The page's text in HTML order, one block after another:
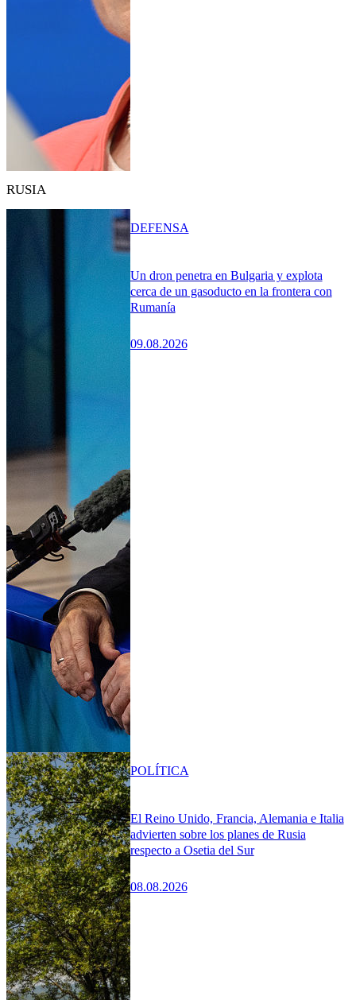
RUSIA
Un dron penetra en Bulgaria y explota
cerca de un gasoducto en la frontera con
Rumanía
09.08.2026
DEFENSA
El Reino Unido, Francia, Alemania e Italia
advierten sobre los planes de Rusia
respecto a Osetia del Sur
08.08.2026
POLÍTICA